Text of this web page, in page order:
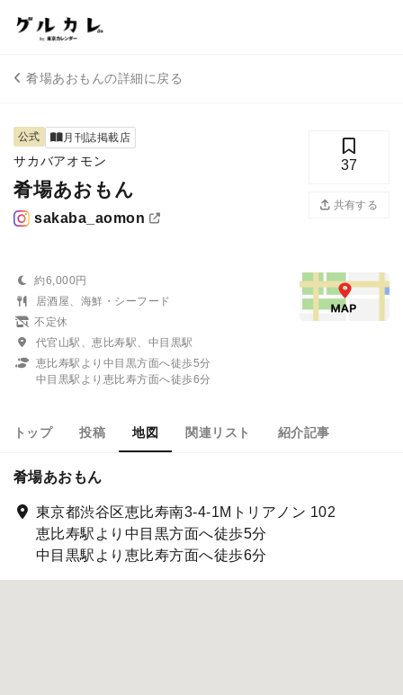
肴場あおもんの詳細に戻る
公式 月刊誌掲載店
サカバアオモン
肴場あおもん
sakaba_aomon
37
共有する
約6,000円
居酒屋、海鮮・シーフード
不定休
代官山駅、恵比寿駅、中目黒駅
恵比寿駅より中目黒方面へ徒歩5分
中目黒駅より恵比寿方面へ徒歩6分
トップ 投稿 地図 関連リスト 紹介記事
肴場あおもん
東京都渋谷区恵比寿南3-4-1Mトリアノン 102
恵比寿駅より中目黒方面へ徒歩5分
中目黒駅より恵比寿方面へ徒歩6分